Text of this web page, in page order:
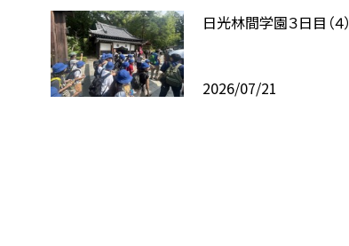
日光林間学園３日目（４）
2026/07/21